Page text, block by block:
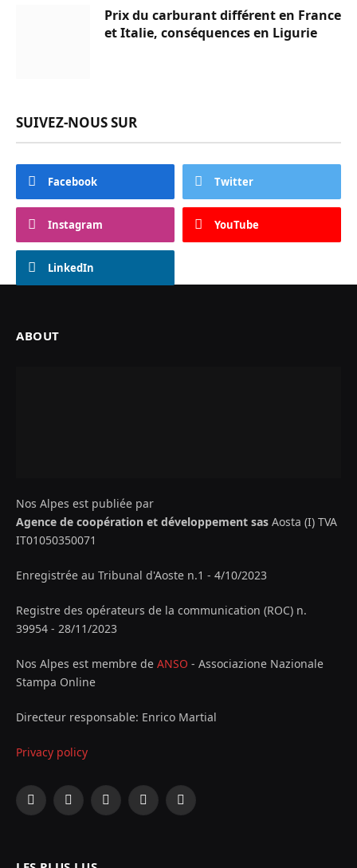
Prix du carburant différent en France
et Italie, conséquences en Ligurie
SUIVEZ-NOUS SUR
Facebook Twitter
Instagram YouTube
LinkedIn
ABOUT
Nos Alpes est publiée par
Agence de coopération et développement sas Aosta (I) TVA
IT01050350071
Enregistrée au Tribunal d'Aoste n.1 - 4/10/2023
Registre des opérateurs de la communication (ROC) n.
39954 - 28/11/2023
Nos Alpes est membre de ANSO - Associazione Nazionale
Stampa Online
Directeur responsable: Enrico Martial
Privacy policy
Facebook
X
InstagramYouTubeLinkedIn